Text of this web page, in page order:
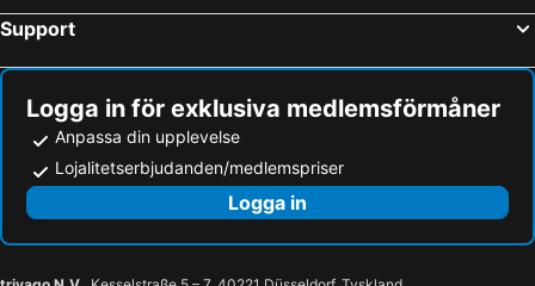
Support
Logga in för exklusiva medlemsförmåner
Anpassa din upplevelse
Lojalitetserbjudanden/medlemspriser
Logga in